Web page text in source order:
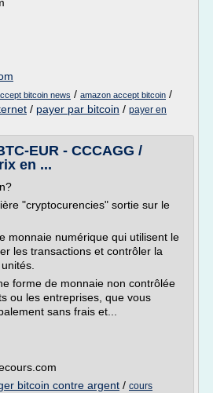
bitcoin news / amazon accept bitcoin /
/ payer par bitcoin / payer en
EUR - CCCAGG /
en ...
"cryptocurencies" sortie sur le
monnaie numérique qui utilisent le
les transactions et contrôler la
forme de monnaie non contrôlée
ou les entreprises, que vous
sans frais et...
bitcoin contre argent / cours